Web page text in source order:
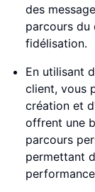
des
parcours du
fidélisation.
En utilisant
client, vous
création et
offrent une
parcours
permettant